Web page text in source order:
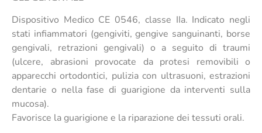
Dispositivo Medico CE 0546, classe IIa. Indicato negli
stati infiammatori (gengiviti, gengive sanguinanti, borse
gengivali, retrazioni gengivali) o a seguito di traumi
(ulcere, abrasioni provocate da protesi removibili o
apparecchi ortodontici, pulizia con ultrasuoni, estrazioni
dentarie o nella fase di guarigione da interventi sulla
mucosa).
Favorisce la guarigione e la riparazione dei tessuti orali.